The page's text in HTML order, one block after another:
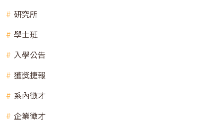
研究所
學士班
入學公告
獲獎捷報
系內徵才
企業徵才